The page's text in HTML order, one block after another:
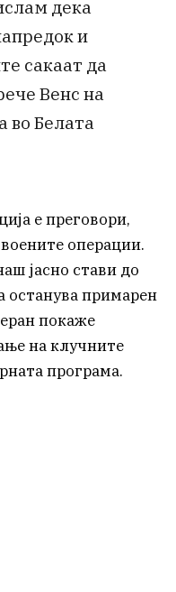
дека
и
сакаат да
Венс на
во Белата
е преговори,
операции.
јасно стави до
останува примарен
покаже
на клучните
програма.